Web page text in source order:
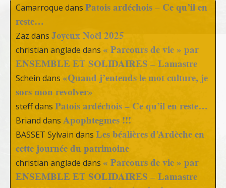
Camarroque dans Patois ardéchois – Ce qu’il en
reste…
Zaz dans Joyeux Noël 2025
christian anglade dans « Parcours de vie » par
ENSEMBLE ET SOLIDAIRES – Lamastre
Schein dans «Quand j’entends le mot culture, je
sors mon revolver»
steffdans Patois ardéchois – Ce qu’il en reste…
Briand dans Apophtegmes !!!
BASSET Sylvain dans Les béalières d’Ardèche en
cette journée du patrimoine
christian anglade dans « Parcours de vie » par
ENSEMBLE ET SOLIDAIRES – Lamastre